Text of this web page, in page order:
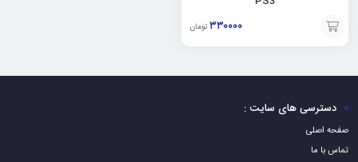
۳۳۰۰۰۰ تومان
افزودن
به
دسترسی های سایت :
صفحه اصلی
تماس با ما